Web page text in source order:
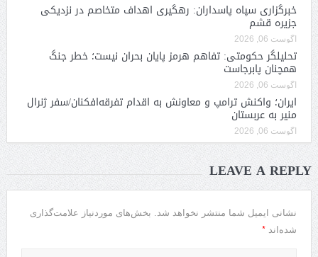
خبرگزاری سپاه پاسداران: رهگیری اهداف متخاصم در نزدیکی
جزیره قشم
آگوست 06, 2026
تحلیلگر حکومتی: تفاهم هرمز پایان بحران نیست؛ خطر جنگ
همچنان پابرجاست
آگوست 06, 2026
ایران؛ واکنش ترامپ و معاونش به اقدام تفرقه‌افکنان/سفر ژنرال
منیر به عربستان
آگوست 06, 2026
LEAVE A REPLY
نشانی ایمیل شما منتشر نخواهد شد. بخش‌های موردنیاز علامت‌گذاری
شده‌اند *